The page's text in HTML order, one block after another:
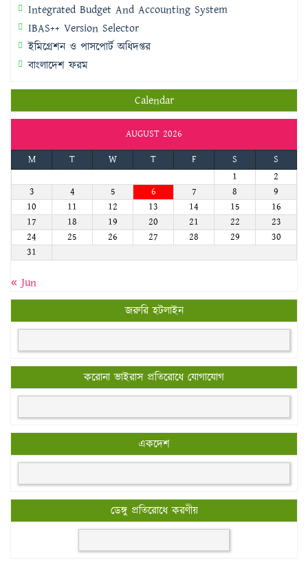
Integrated Budget And Accounting System
IBAS++ Version Selector
ইমিগ্রেশন ও পাসপোর্ট অধিদপ্তর
বাংলাদেশ ফরম
Calendar
AUGUST 2026
M
T W T F S
S
1
2
3
4 5 6 7 8
9
10
11 12 13 14 15
16
17
18 19 20 21 22
23
24
25 26 27 28 29
30
31
« Jun
জরুরি হটলাইন
করোনা ভাইরাস প্রতিরোধে যোগাযোগ
একদেশ
ডেঙ্গু প্রতিরোধে করণীয়